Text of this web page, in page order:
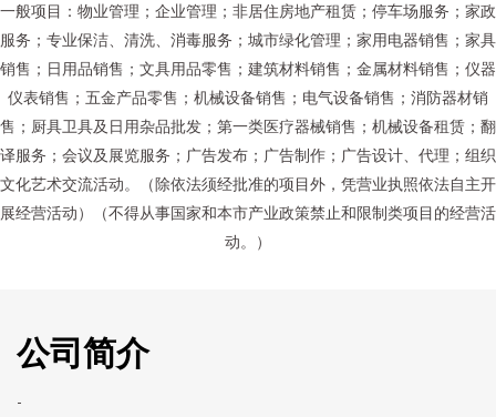
一般项目：物业管理；企业管理；非居住房地产租赁；停车场服务；家政
服务；专业保洁、清洗、消毒服务；城市绿化管理；家用电器销售；家具
销售；日用品销售；文具用品零售；建筑材料销售；金属材料销售；仪器
仪表销售；五金产品零售；机械设备销售；电气设备销售；消防器材销
售；厨具卫具及日用杂品批发；第一类医疗器械销售；机械设备租赁；翻
译服务；会议及展览服务；广告发布；广告制作；广告设计、代理；组织
文化艺术交流活动。（除依法须经批准的项目外，凭营业执照依法自主开
展经营活动）（不得从事国家和本市产业政策禁止和限制类项目的经营活
动。）
公司简介
-